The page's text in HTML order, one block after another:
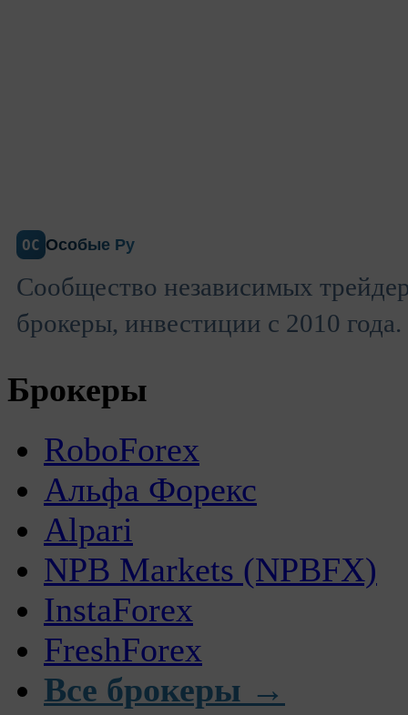
ОС Особые Ру
Сообщество независимых
брокеры, инвестиции с 2010 года.
Брокеры
RoboForex
Альфа Форекс
Alpari
NPB Markets (NPBFX)
InstaForex
FreshForex
Все брокеры →